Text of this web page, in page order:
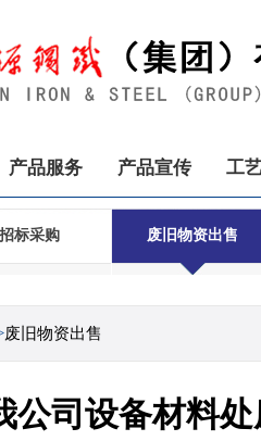
产品服务 产品宣传 工
招标采购 废旧物资出售
废旧物资出售
公司设备材料